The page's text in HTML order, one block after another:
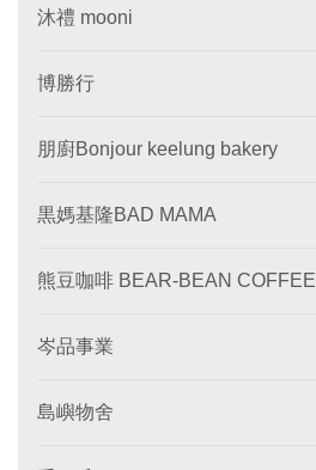
沐禮 mooni
博勝行
朋廚Bonjour keelung bakery
黒媽基隆BAD MAMA
熊豆咖啡 BEAR-BEAN COFFEE
岑品事業
島嶼物舍